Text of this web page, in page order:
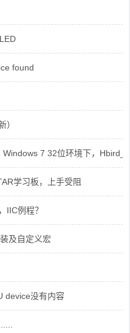
found
）
Windows 7 32位环境下，
学习板，上手受阻
IIC例程？
及自定义宏
device没有内容